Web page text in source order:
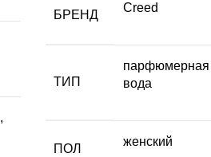
,
БРЕНД
Creed
ТИП
парфюмерная
вода
ПОЛ
женский